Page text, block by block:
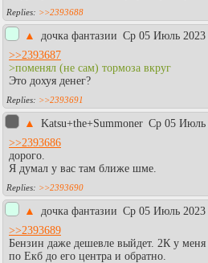
>>2393688
▲ дочка фантазии Ср 05 Июль 2023
>>2393687
>поменял (не сам) тормоза вкруг
Это дохуя денег?
>>2393691
▲ Katsu+the+Summoner Ср 05 Июль
>>2393686
дорого.
Я думал у вас там ближе шме.
>>2393690
▲ дочка фантазии Ср 05 Июль 2023
>>2393689
Бензин даже дешевле выйдет. 2К у
по Екб до его центра и обратно.